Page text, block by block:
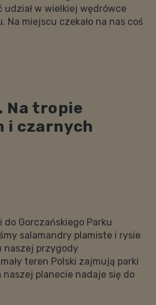
udział w wielkiej wędrówce
Na miejscu czekało na nas coś
Na tropie
i czarnych
Gorczańskiego Parku
salamandry plamiste i rysie
naszej przygody
teren Polski zajmują parki
planecie nadaje się do